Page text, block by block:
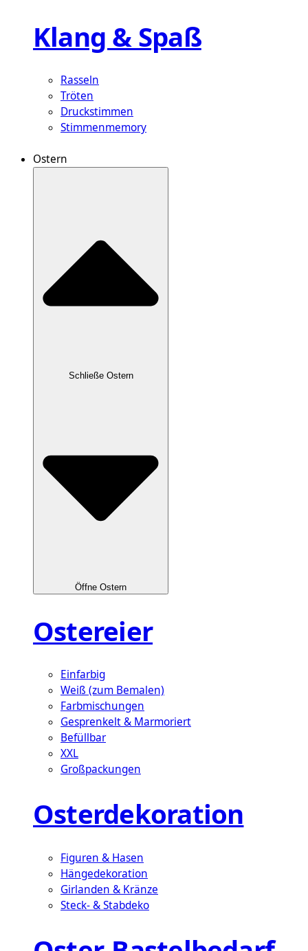
Klang & Spaß
Rasseln
Tröten
Druckstimmen
Stimmenmemory
Ostern
Schließe Ostern
Öffne Ostern
Ostereier
Einfarbig
Weiß (zum Bemalen)
Farbmischungen
Gesprenkelt & Marmoriert
Befüllbar
XXL
Großpackungen
Osterdekoration
Figuren & Hasen
Hängedekoration
Girlanden & Kränze
Steck- & Stabdeko